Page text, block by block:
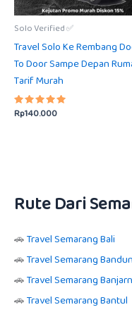
Solo Verified ✅
Travel Solo Ke Rembang
To Door Sampe Depan
Tarif Murah
Dinilai
5.00
Rp140.000
Rute Dari
🚗Travel Semarang Bali
🚗Travel Semarang
🚗Travel Semarang
🚗Travel Semarang Bantul